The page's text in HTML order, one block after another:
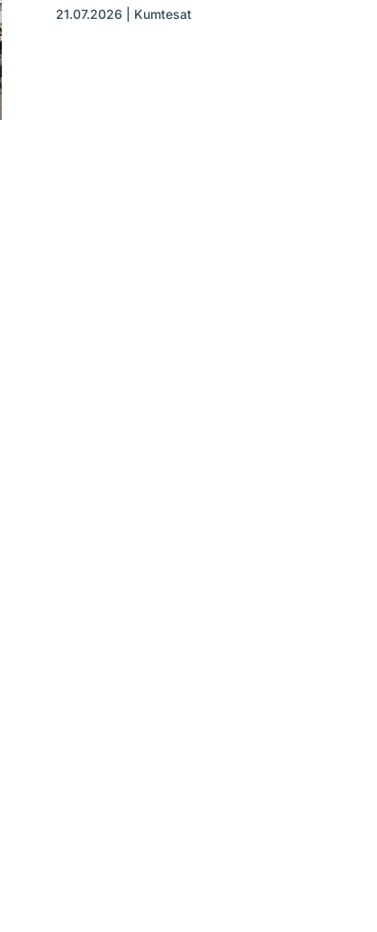
21.07.2026 Kumtesat